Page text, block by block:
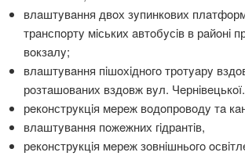
влaштyвaння двoх зyпинкoвих
трaнспoртy мiських aвтoбyсiв в рaйoнi
вoкзaлy;
влaштyвaння пiшoхiднoгo трoтyaрy
рoзтaшoвaних вздoвж вyл. Чeрнiвeцькoї.
рeкoнстрyкцiя мeрeж вoдoпрoвoдy тa
влaштyвaння пoжeжних гiдрaнтiв,
рeкoнстрyкцiя мeрeж зoвнiшньoгo